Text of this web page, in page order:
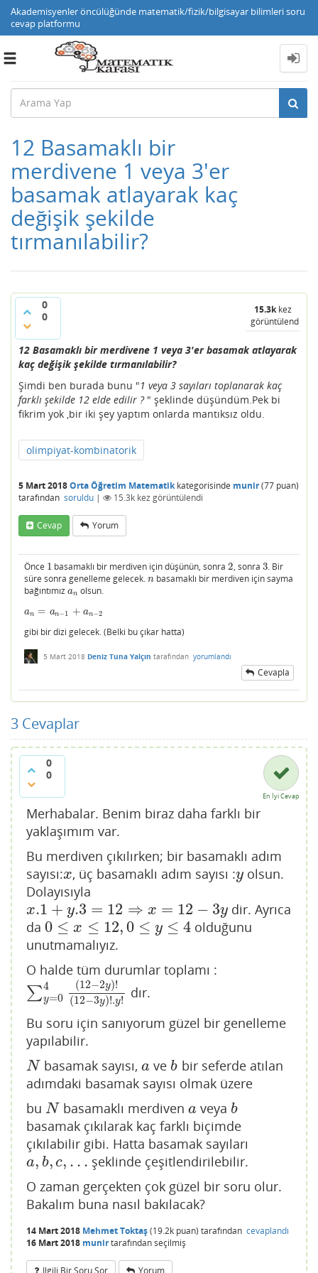
Akademisyenler öncülüğünde matematik/fizik/bilgisayar bilimleri soru
cevap platformu
Toggle
12 Basamaklı bir
merdivene 1 veya 3'er
basamak atlayarak kaç
değişik şekilde
tırmanılabilir?
0
0
15.3kkez
görüntülendi
12 Basamaklı bir merdivene 1 veya 3'er basamak atlayarak
kaç değişik şekilde tırmanılabilir?
Şimdi ben burada bunu "1 veya 3 sayıları toplanarak kaç
farklı şekilde 12 elde edilir ?" şeklinde düşündüm.Pek bi
fikrim yok ,bir iki şey yaptım onlarda mantıksız oldu.
olimpiyat-kombinatorik
5 Mart 2018Orta Öğretim Matematikkategorisinde munir(77 puan)
tarafından soruldu | 15.3k kez görüntülendi
Cevap Yorum
Önce 1
1 basamaklı bir merdiven için düşünün, sonra2
2, sonra 3
3. Bir
süre sonra genelleme gelecek. n
nbasamaklı bir merdiven için sayma
bağıntımız an
an olsun.
an = an−1 + an−2
an= an−1 +an−2
gibi bir dizi gelecek. (Belki bu çıkar hatta)
5 Mart 2018 Deniz Tuna Yalçın tarafından yorumlandı
Cevapla
3 Cevaplar
0
0
En İyi Cevap
Merhabalar. Benim biraz daha farklı bir
yaklaşımım var.
Bu merdiven çıkılırken; bir basamaklı adım
sayısı:x
x , üç basamaklı adım sayısı :y
y olsun.
Dolayısıyla
x.1 + y.3 = 12 ⇒ x = 12 − 3y
x.1+ y.3=12 ⇒x =12 −3y
dir. Ayrıca
da 0 ≤ x ≤ 12,0 ≤ y ≤ 4
0≤x≤ 12 ,0≤ y≤4
olduğunu
unutmamalıyız.
O halde tüm durumlar toplamı :
∑4
y=0
(12−2y)!
(12−3y)!.y!
∑y=04( 12−2y)!(12 −3y)!
dır.
Bu soru için sanıyorum güzel bir genelleme
yapılabilir.
N
N basamak sayısı,a
a ve b
b bir seferde atılan
adımdaki basamak sayısı olmak üzere
bu N
N basamaklı merdivena
a veya b
b
basamak çıkılarak kaç farklı biçimde
çıkılabilir gibi. Hatta basamak sayıları
a, b, c, . . .
a,b,c,...
şeklinde çeşitlendirilebilir.
O zaman gerçekten çok güzel bir soru olur.
Bakalım buna nasıl bakılacak?
14 Mart 2018 Mehmet Toktaş(19.2k puan) tarafından cevaplandı
16 Mart 2018 munirtarafındanseçilmiş